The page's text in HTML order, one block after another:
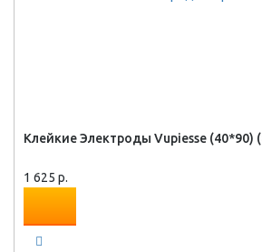
Клейкие Электроды Vupiesse (40*90)
1 625 р.